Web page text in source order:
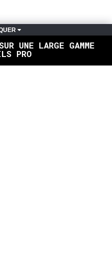
UNE LARGE GAMME
PRO